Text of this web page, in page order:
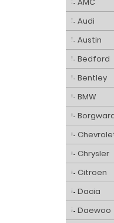
Audi
Austin
Bedford
Bentley
BMW
Chrysler
Citroen
Dacia
Daewoo